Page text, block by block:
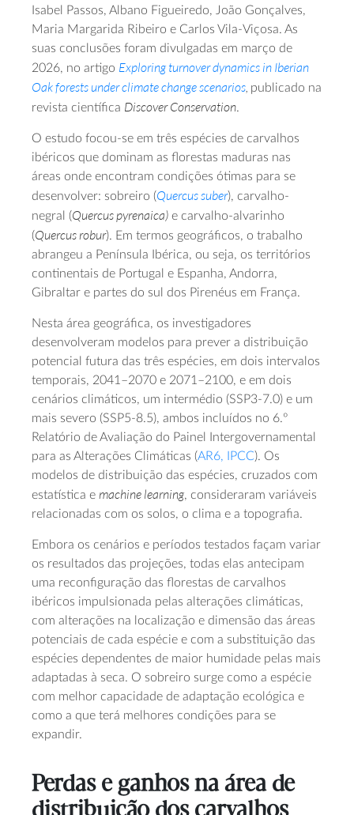
Isabel Passos, Albano Figueiredo, João Gonçalves,
Maria Margarida Ribeiro e Carlos Vila‑Viçosa. As
suas conclusões foram divulgadas em março de
2026, no artigo Exploring turnover dynamics in Iberian
Oak forests under climate change scenarios, publicado na
revista científica Discover Conservation.
O estudo focou‑se em três espécies de carvalhos
ibéricos que dominam as florestas maduras nas
áreas onde encontram condições ótimas para se
desenvolver: sobreiro (Quercus suber), carvalho-
negral (Quercus pyrenaica) e carvalho-alvarinho
(Quercus robur). Em termos geográficos, o trabalho
abrangeu a Península Ibérica, ou seja, os territórios
continentais de Portugal e Espanha, Andorra,
Gibraltar e partes do sul dos Pirenéus em França.
Nesta área geográfica, os investigadores
desenvolveram modelos para prever a distribuição
potencial futura das três espécies, em dois intervalos
temporais, 2041–2070 e 2071–2100, e em dois
cenários climáticos, um intermédio (SSP3-7.0) e um
mais severo (SSP5-8.5), ambos incluídos no 6.º
Relatório de Avaliação do Painel Intergovernamental
para as Alterações Climáticas (AR6, IPCC). Os
modelos de distribuição das espécies, cruzados com
estatística e machine learning, consideraram variáveis
relacionadas com os solos, o clima e a topografia.
Embora os cenários e períodos testados façam variar
os resultados das projeções, todas elas antecipam
uma reconfiguração das florestas de carvalhos
ibéricos impulsionada pelas alterações climáticas,
com alterações na localização e dimensão das áreas
potenciais de cada espécie e com a substituição das
espécies dependentes de maior humidade pelas mais
adaptadas à seca. O sobreiro surge como a espécie
com melhor capacidade de adaptação ecológica e
como a que terá melhores condições para se
expandir.
Perdas e ganhos na área de